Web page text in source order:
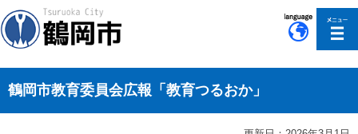
鶴岡市教育委員会広報「教育つるおか」